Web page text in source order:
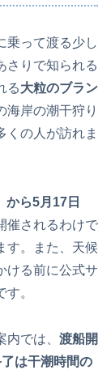
乗って渡る少し
さりで知られる
る大粒のブラン
海岸の潮干狩り
くの人が訪れま
から5月17日
催されるわけで
す。また、天候
ける前に公式サ
。
では、 渡船開
は干潮時間の